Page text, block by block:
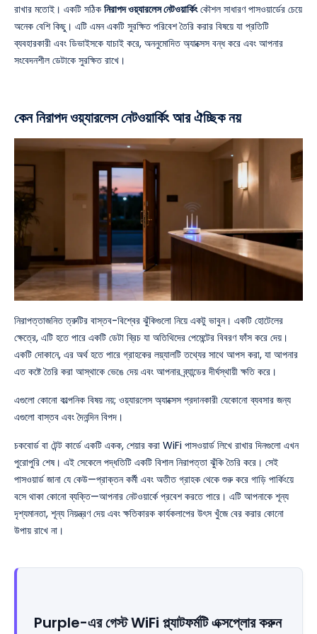
রাখার মতোই। একটি সঠিক নিরাপদ ওয়্যারলেস নেটওয়ার্কিংকৌশল সাধারণ পাসওয়ার্ডের চেয়ে
অনেক বেশি কিছু। এটি এমন একটি সুরক্ষিত পরিবেশ তৈরি করার বিষয়ে যা প্রতিটি
ব্যবহারকারী এবং ডিভাইসকে যাচাই করে, অননুমোদিত অ্যাক্সেস বন্ধ করে এবং আপনার
সংবেদনশীল ডেটাকে সুরক্ষিত রাখে।
কেন নিরাপদ ওয়্যারলেস নেটওয়ার্কিং আর ঐচ্ছিক নয়
নিরাপত্তাজনিত ত্রুটির বাস্তব-বিশ্বের ঝুঁকিগুলো নিয়ে একটু ভাবুন। একটি হোটেলের
ক্ষেত্রে, এটি হতে পারে একটি ডেটা ব্রিচ যা অতিথিদের পেমেন্টের বিবরণ ফাঁস করে দেয়।
একটি দোকানে, এর অর্থ হতে পারে গ্রাহকের লয়্যালটি তথ্যের সাথে আপস করা, যা আপনার
এত কষ্টে তৈরি করা আস্থাকে ভেঙে দেয় এবং আপনার ব্র্যান্ডের দীর্ঘস্থায়ী ক্ষতি করে।
এগুলো কোনো কাল্পনিক বিষয় নয়; ওয়্যারলেস অ্যাক্সেস প্রদানকারী যেকোনো ব্যবসার জন্য
এগুলো বাস্তব এবং দৈনন্দিন বিপদ।
চকবোর্ড বা টেন্ট কার্ডে একটি একক, শেয়ার করা WiFi পাসওয়ার্ড লিখে রাখার দিনগুলো এখন
পুরোপুরি শেষ। এই সেকেলে পদ্ধতিটি একটি বিশাল নিরাপত্তা ঝুঁকি তৈরি করে। সেই
পাসওয়ার্ড জানা যে কেউ—প্রাক্তন কর্মী এবং অতীত গ্রাহক থেকে শুরু করে গাড়ি পার্কিংয়ে
বসে থাকা কোনো ব্যক্তি—আপনার নেটওয়ার্কে প্রবেশ করতে পারে। এটি আপনাকে শূন্য
দৃশ্যমানতা, শূন্য নিয়ন্ত্রণ দেয় এবং ক্ষতিকারক কার্যকলাপের উৎস খুঁজে বের করার কোনো
উপায় রাখে না।
Purple-এর গেস্ট WiFi প্ল্যাটফর্মটি এক্সপ্লোর করুন